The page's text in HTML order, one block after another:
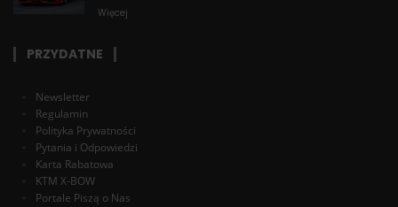
Więcej
PRZYDATNE
Newsletter
Regulamin
Polityka Prywatności
Pytania i Odpowiedzi
Karta Rabatowa
KTM X-BOW
Portale Piszą o Nas